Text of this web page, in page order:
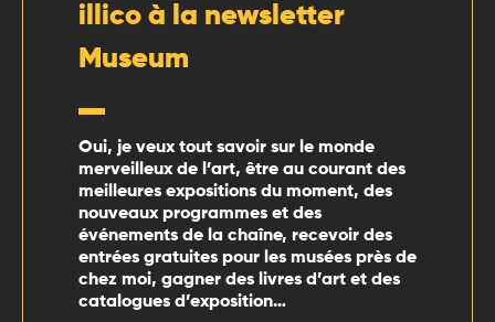
illico à la newsletter
Museum
Oui, je veux tout savoir sur le monde
merveilleux de l’art, être au courant des
meilleures expositions du moment, des
nouveaux programmes et des
événements de la chaîne, recevoir des
entrées gratuites pour les musées près de
chez moi, gagner des livres d’art et des
catalogues d’exposition…